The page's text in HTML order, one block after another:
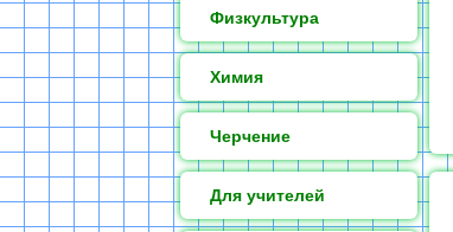
Физкультура
Химия
Черчение
Для учителей